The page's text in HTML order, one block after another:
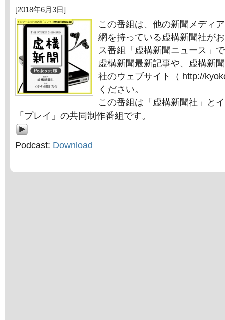
[2018年6月3日]
この番組は、他の新聞メディ
網を持っている虚構新聞社が
ス番組「虚構新聞ニュース」
虚構新聞最新記事や、虚構新
社のウェブサイト（ http://
ください。
この番組は「虚構新聞社」と
「プレイ」の共同制作番組です。
Podcast: Download